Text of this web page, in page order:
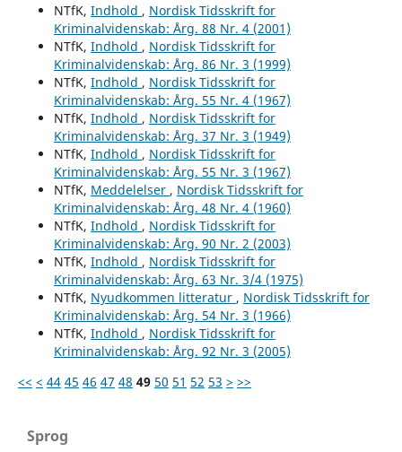
NTfK, Indhold , Nordisk Tidsskrift for
Kriminalvidenskab: Årg. 88 Nr. 4 (2001)
NTfK, Indhold , Nordisk Tidsskrift for
Kriminalvidenskab: Årg. 86 Nr. 3 (1999)
NTfK, Indhold , Nordisk Tidsskrift for
Kriminalvidenskab: Årg. 55 Nr. 4 (1967)
NTfK, Indhold , Nordisk Tidsskrift for
Kriminalvidenskab: Årg. 37 Nr. 3 (1949)
NTfK, Indhold , Nordisk Tidsskrift for
Kriminalvidenskab: Årg. 55 Nr. 3 (1967)
NTfK, Meddelelser , Nordisk Tidsskrift for
Kriminalvidenskab: Årg. 48 Nr. 4 (1960)
NTfK, Indhold , Nordisk Tidsskrift for
Kriminalvidenskab: Årg. 90 Nr. 2 (2003)
NTfK, Indhold , Nordisk Tidsskrift for
Kriminalvidenskab: Årg. 63 Nr. 3/4 (1975)
NTfK, Nyudkommen litteratur , Nordisk Tidsskrift for
Kriminalvidenskab: Årg. 54 Nr. 3 (1966)
NTfK, Indhold , Nordisk Tidsskrift for
Kriminalvidenskab: Årg. 92 Nr. 3 (2005)
<< < 44 45 46 47 48 49 50 51 52 53 > >>
Sprog